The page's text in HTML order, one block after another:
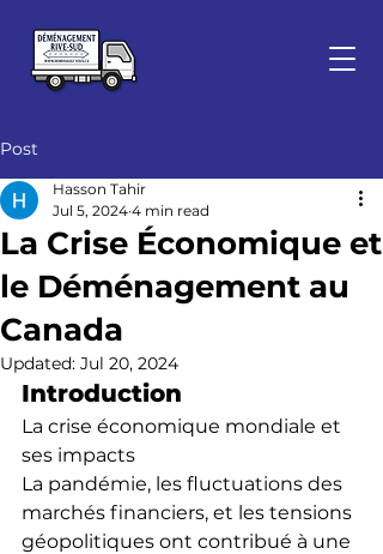
Post
La Crise Économique et
le Déménagement au
Canada
Hasson Tahir
Jul 5, 2024 4 min read
Updated: Jul 20, 2024
Introduction
La crise économique mondiale et
ses impacts
La pandémie, les fluctuations des
marchés financiers, et les tensions
géopolitiques ont contribué à une